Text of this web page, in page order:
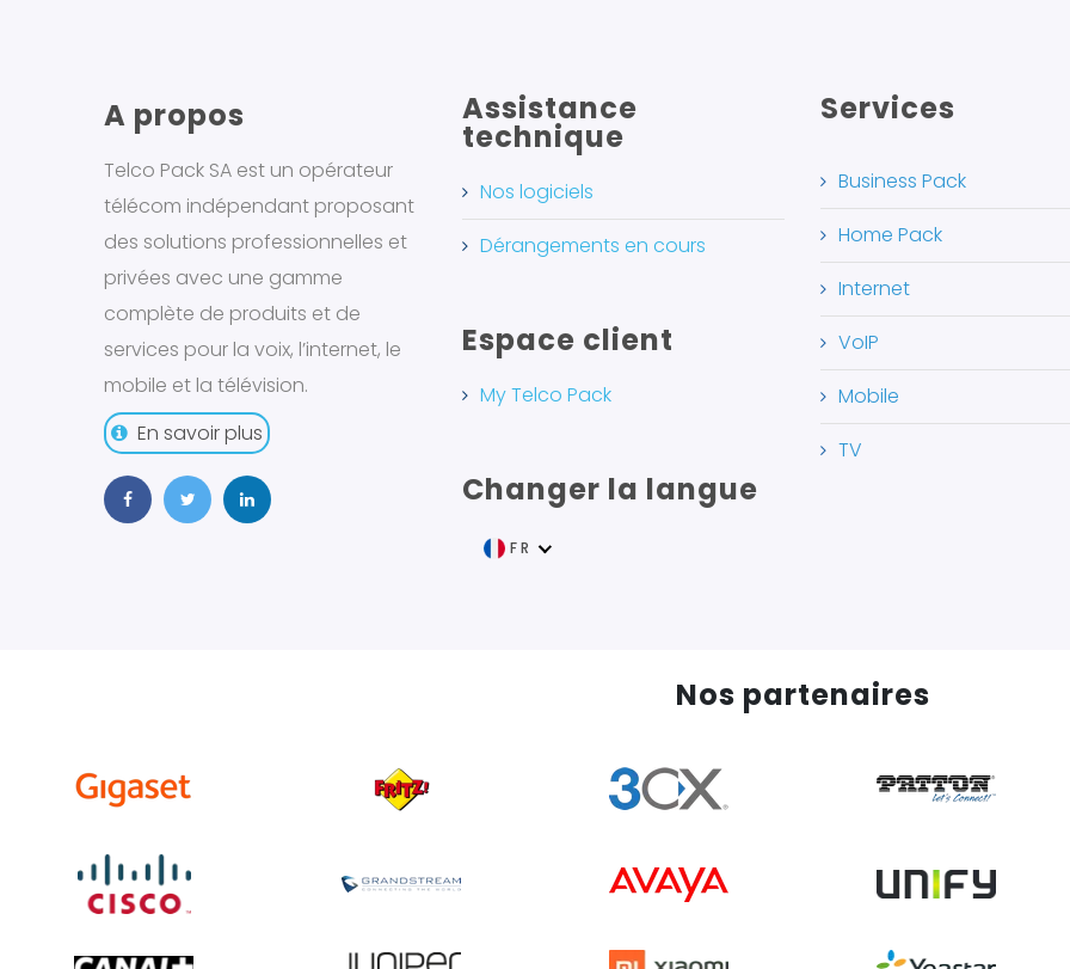
A propos
Telco Pack SA est un opérateur
télécom indépendant proposant
des solutions professionnelles et
privées avec une gamme
complète de produits et de
services pour la voix, l’internet, le
mobile et la télévision.
En savoir plus
Assistance
technique
Nos logiciels
Dérangements en cours
Espace client
My Telco Pack
Changer la langue
FR
Services
Business Pack
Home Pack
Internet
VoIP
Mobile
TV
Nos partenaires